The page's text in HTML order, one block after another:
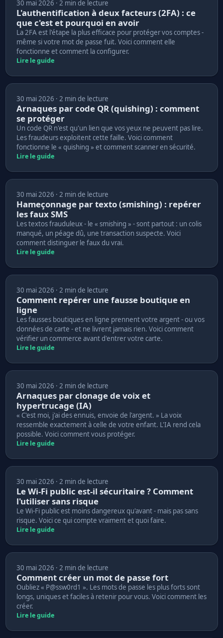
30 mai 2026 · 2 min de lecture
L'authentification à deux facteurs (2FA) : ce
que c'est et pourquoi en avoir
La 2FA est l'étape la plus efficace pour protéger vos comptes -
même si votre mot de passe fuit. Voici comment elle
fonctionne et comment la configurer.
Lire le guide
30 mai 2026 · 2 min de lecture
Arnaques par code QR (quishing) : comment
se protéger
Un code QR n'est qu'un lien que vos yeux ne peuvent pas lire.
Les fraudeurs exploitent cette faille. Voici comment
fonctionne le « quishing » et comment scanner en sécurité.
Lire le guide
30 mai 2026 · 2 min de lecture
Hameçonnage par texto (smishing) : repérer
les faux SMS
Les textos frauduleux - le « smishing » - sont partout : un colis
manqué, un péage dû, une transaction suspecte. Voici
comment distinguer le faux du vrai.
Lire le guide
30 mai 2026 · 2 min de lecture
Comment repérer une fausse boutique en
ligne
Les fausses boutiques en ligne prennent votre argent - ou vos
données de carte - et ne livrent jamais rien. Voici comment
vérifier un commerce avant d'entrer votre carte.
Lire le guide
30 mai 2026 · 2 min de lecture
Arnaques par clonage de voix et
hypertrucage (IA)
« C'est moi, j'ai des ennuis, envoie de l'argent. » La voix
ressemble exactement à celle de votre enfant. L'IA rend cela
possible. Voici comment vous protéger.
Lire le guide
30 mai 2026 · 2 min de lecture
Le Wi-Fi public est-il sécuritaire ? Comment
l'utiliser sans risque
Le Wi-Fi public est moins dangereux qu'avant - mais pas sans
risque. Voici ce qui compte vraiment et quoi faire.
Lire le guide
30 mai 2026 · 2 min de lecture
Comment créer un mot de passe fort
Oubliez « P@ssw0rd1 ». Les mots de passe les plus forts sont
longs, uniques et faciles à retenir pour vous. Voici comment les
créer.
Lire le guide